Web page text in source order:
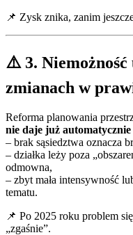
📌 Zysk znika, zanim
⚠️ 3. Niemożność
zmianach w
Reforma planowania
nie daje już
– brak sąsiedztwa oznacza
– działka leży poza
odmowna,
– zbyt mała intensywność
tematu.
📌 Po 2025 roku problem
„zgaśnie”.